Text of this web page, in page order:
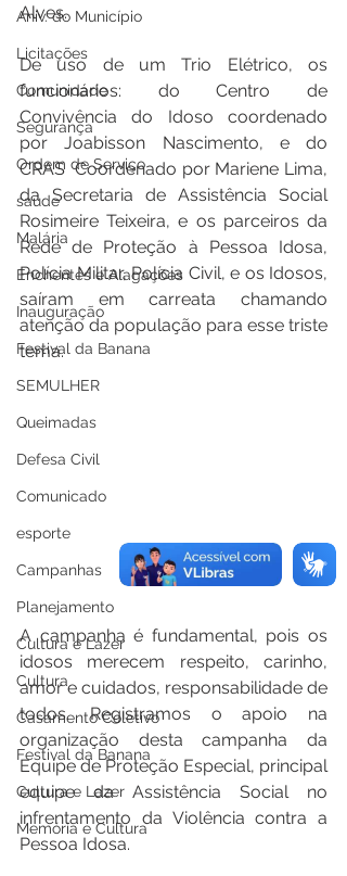
Aniv. do Município
Licitações
Comunidade
Segurança
Ordem de Serviço
saúde
Malária
Enchentes e Alagações
Inauguração
Festival da Banana
SEMULHER
Queimadas
Defesa Civil
Comunicado
esporte
Campanhas
Planejamento
Cultura e Lazer
Cultura
Casamento Coletivo
Festival da Banana
Cultura e Lazer
Memória e Cultura
Alves.
De uso de um Trio Elétrico, os
funcionários: do Centro de
Convivência do Idoso coordenado
por Joabisson Nascimento, e do
CRAS  Coordenado por Mariene Lima,
da Secretaria de Assistência Social
Rosimeire Teixeira, e os parceiros da
Rede de Proteção à Pessoa Idosa,
Polícia Militar, Polícia Civil, e os Idosos,
saíram em carreata chamando
atenção da população para esse triste
tema.
A campanha é fundamental, pois os
idosos merecem respeito, carinho,
amor e cuidados, responsabilidade de
todos. Registramos o apoio na
organização desta campanha da
Equipe de Proteção Especial, principal
equipe da Assistência Social no
infrentamento da Violência contra a
Pessoa Idosa.